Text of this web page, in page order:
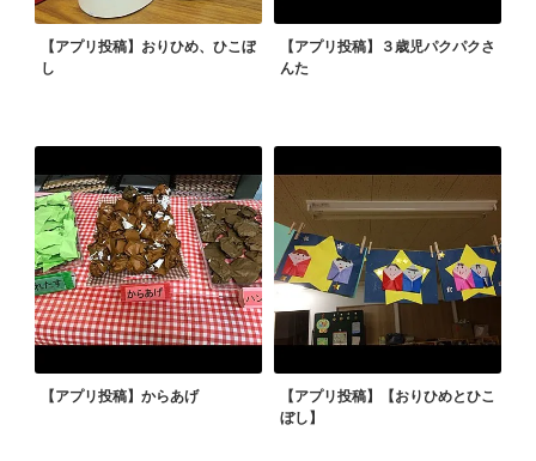
【アプリ投稿】おりひめ、ひこぼ
し
【アプリ投稿】３歳児パクパクさ
んた
【アプリ投稿】からあげ
【アプリ投稿】【おりひめとひこ
ぼし】